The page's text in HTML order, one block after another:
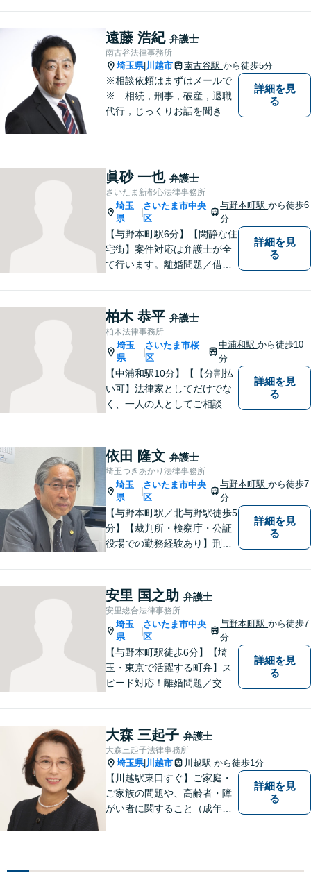
律相談・打ち合わせに力を入
れています。【万全のコロナ
対策】お気軽にご相談くださ
い。
遠藤 浩紀 弁護士
南古谷法律事務所
埼玉県| 川越市 南古谷駅 から徒歩5分
※相談依頼はまずはメールで
※ 相続，刑事，破産，退職
代行，じっくりお話を聞き、
で、様々な問題に直面してき
ました。相談だけでもお気軽
にお問合せください。
詳細を見
る
眞砂 一也 弁護士
さいたま新都心法律事務所
埼玉
県
さいたま市中央
区
与野本町駅から徒歩6
分
【与野本町駅6分】【閑静な住
宅街】案件対応は弁護士が全
て行います。離婚問題／借
幅広く対応しております。迅
速かつ丁寧な対応を心がけて
おりますので、お気軽にご相
談ください。【弁護士歴10年
以上】【初回相談30分無料】
詳細を見
る
柏木 恭平 弁護士
柏木法律事務所
埼玉
県
|
さいたま市桜
区
中浦和駅 から徒歩10
分
【中浦和駅10分】【【分割払
い可】法律家としてだけでな
く、一人の人としてご相談者
することを心がけています。
ご依頼いただいた際には、解
決まで責任を持ってサポート
させていただきます。 ぜひご
相談ください。
詳細を見
る
依田 隆文 弁護士
埼玉つきあかり法律事務所
埼玉
県
さいたま市中央
区
与野本町駅から徒歩7
分
【与野本町駅／北与野駅徒歩5
分】【裁判所・検察庁・公証
役場での勤務経験あり】刑事
お困りごとはなんでもご相談
ください。一人一人に真摯に
向き合い、納得のいく解決へ
と導いてまいります。【休
日・夜間対応】
詳細を見
る
安里 国之助 弁護士
安里総合法律事務所
埼玉
県
さいたま市中央
区
与野本町駅から徒歩7
分
【与野本町駅徒歩6分】【埼
玉・東京で活躍する町弁】ス
ピード対応！離婚問題／交通
など、お困りごとがあればお
気軽にご相談ください！皆様
が平穏な日々を取り戻せるよ
う、尽力してまいります。
【土日祝・夜間対応◎】
詳細を見
る
大森 三起子 弁護士
大森三起子法律事務所
埼玉県| 川越市 川越駅 から徒歩1分
【川越駅東口すぐ】ご家庭・
ご家族の問題や、高齢者・障
がい者に関すること（成年後
い。
詳細を見
る